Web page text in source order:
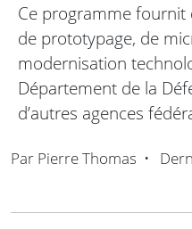
Ce programme fournit
de prototypage, de
modernisation
Département de la
d’autres agences
Par Pierre Thomas •